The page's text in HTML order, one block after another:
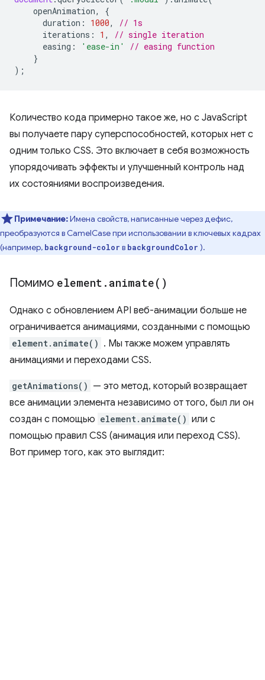
openAnimation,
{
duration : 1000,
// 1s
iterations : 1 ,
// single iteration
easing : 'ease-in'
// easing function
}
);
Количество кода примерно такое же, но с JavaScript
вы получаете пару суперспособностей, которых нет с
одним только CSS. Это включает в себя возможность
упорядочивать эффекты и улучшенный контроль над
их состояниями воспроизведения.
Примечание:Имена свойств, написанные через дефис,
преобразуются в CamelCase при использовании в ключевых кадрах
(например, background-color в backgroundColor ).
Помимо element . animate( )
Однако с обновлением API веб-анимации больше не
ограничивается анимациями, созданными с помощью
element.animate() . Мы также можем управлять
анимациями и переходами CSS.
getAnimations() — это метод, который возвращает
все анимации элемента независимо от того, был ли он
создан с помощью element.animate() или с
помощью правил CSS (анимация или переход CSS).
Вот пример того, как это выглядит: